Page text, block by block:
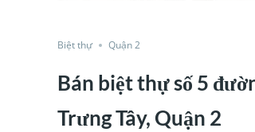
Biệt thự Quận 2
Bán biệt thự số 5
Trưng Tây, Quận 2